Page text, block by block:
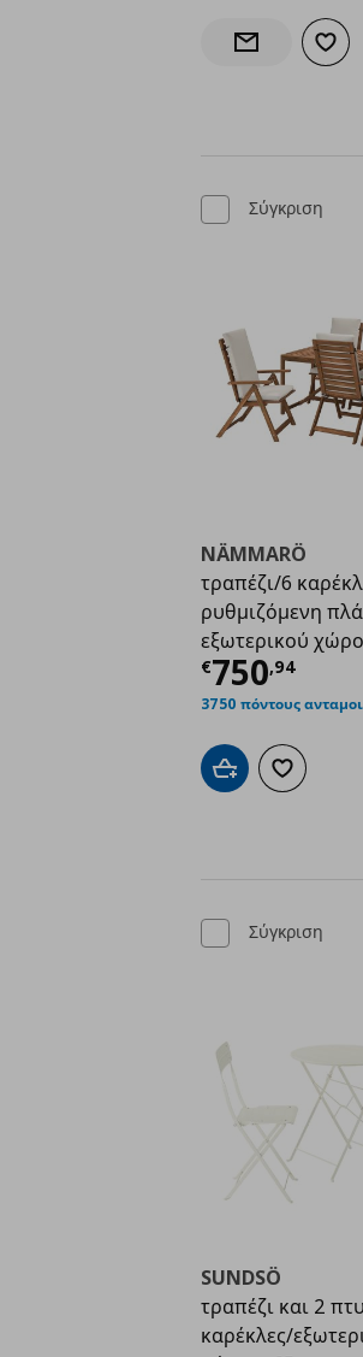
Ενημέρωση
Σύγκριση
NÄMMARÖ
τραπέζι/6
ρυθμιζόμενη
εξωτερικού
€750,94
Τρέχουσα
3750 πόντους
Προσθήκη στοΠροσθήκη
Σύγκριση
SUNDSÖ
τραπέζι και 2
καρέκλες/